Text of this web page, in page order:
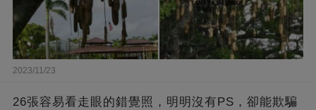
2023/11/23
26張容易看走眼的錯覺照，明明沒有PS，卻能欺騙